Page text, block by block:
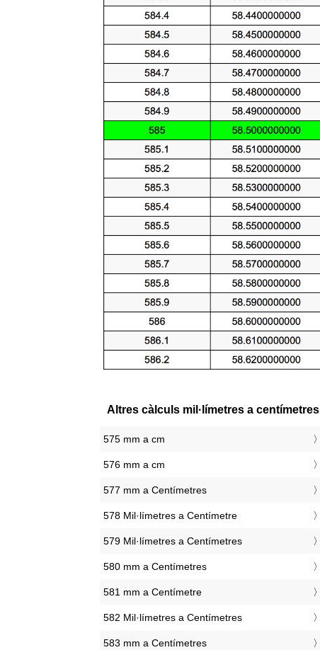
Altres càlculs mil·límetres a centímetres
575 mm a cm
576 mm a cm
577 mm a Centímetres
578 Mil·límetres a Centímetre
579 Mil·límetres a Centímetres
580 mm a Centímetres
581 mm a Centímetre
582 Mil·límetres a Centímetres
583 mm a Centímetres